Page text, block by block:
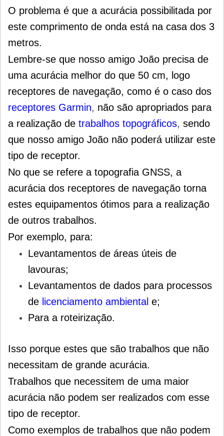
O problema é que a acurácia possibilitada por
este comprimento de onda está na casa dos 3
metros.
Lembre-se que nosso amigo João precisa de
uma acurácia melhor do que 50 cm, logo
receptores de navegação, como é o caso dos
receptores Garmin, não são apropriados para
a realização de trabalhos topográficos, sendo
que nosso amigo João não poderá utilizar este
tipo de receptor.
No que se refere a topografia GNSS, a
acurácia dos receptores de navegação torna
estes equipamentos ótimos para a realização
de outros trabalhos.
Por exemplo, para:
Levantamentos de áreas úteis de
lavouras;
Levantamentos de dados para processos
de licenciamento ambiental e;
Para a roteirização.
Isso porque estes que são trabalhos que não
necessitam de grande acurácia.
Trabalhos que necessitem de uma maior
acurácia não podem ser realizados com esse
tipo de receptor.
Como exemplos de trabalhos que não podem